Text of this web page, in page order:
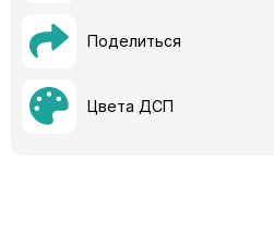
Поделиться
Цвета ДСП